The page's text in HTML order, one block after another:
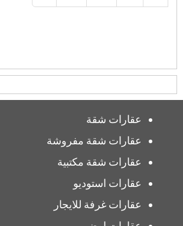
عقارات شقة
عقارات شقة مفروشة
عقارات شقة مكتبية
عقارات استوديو
عقارات غرفة للايجار